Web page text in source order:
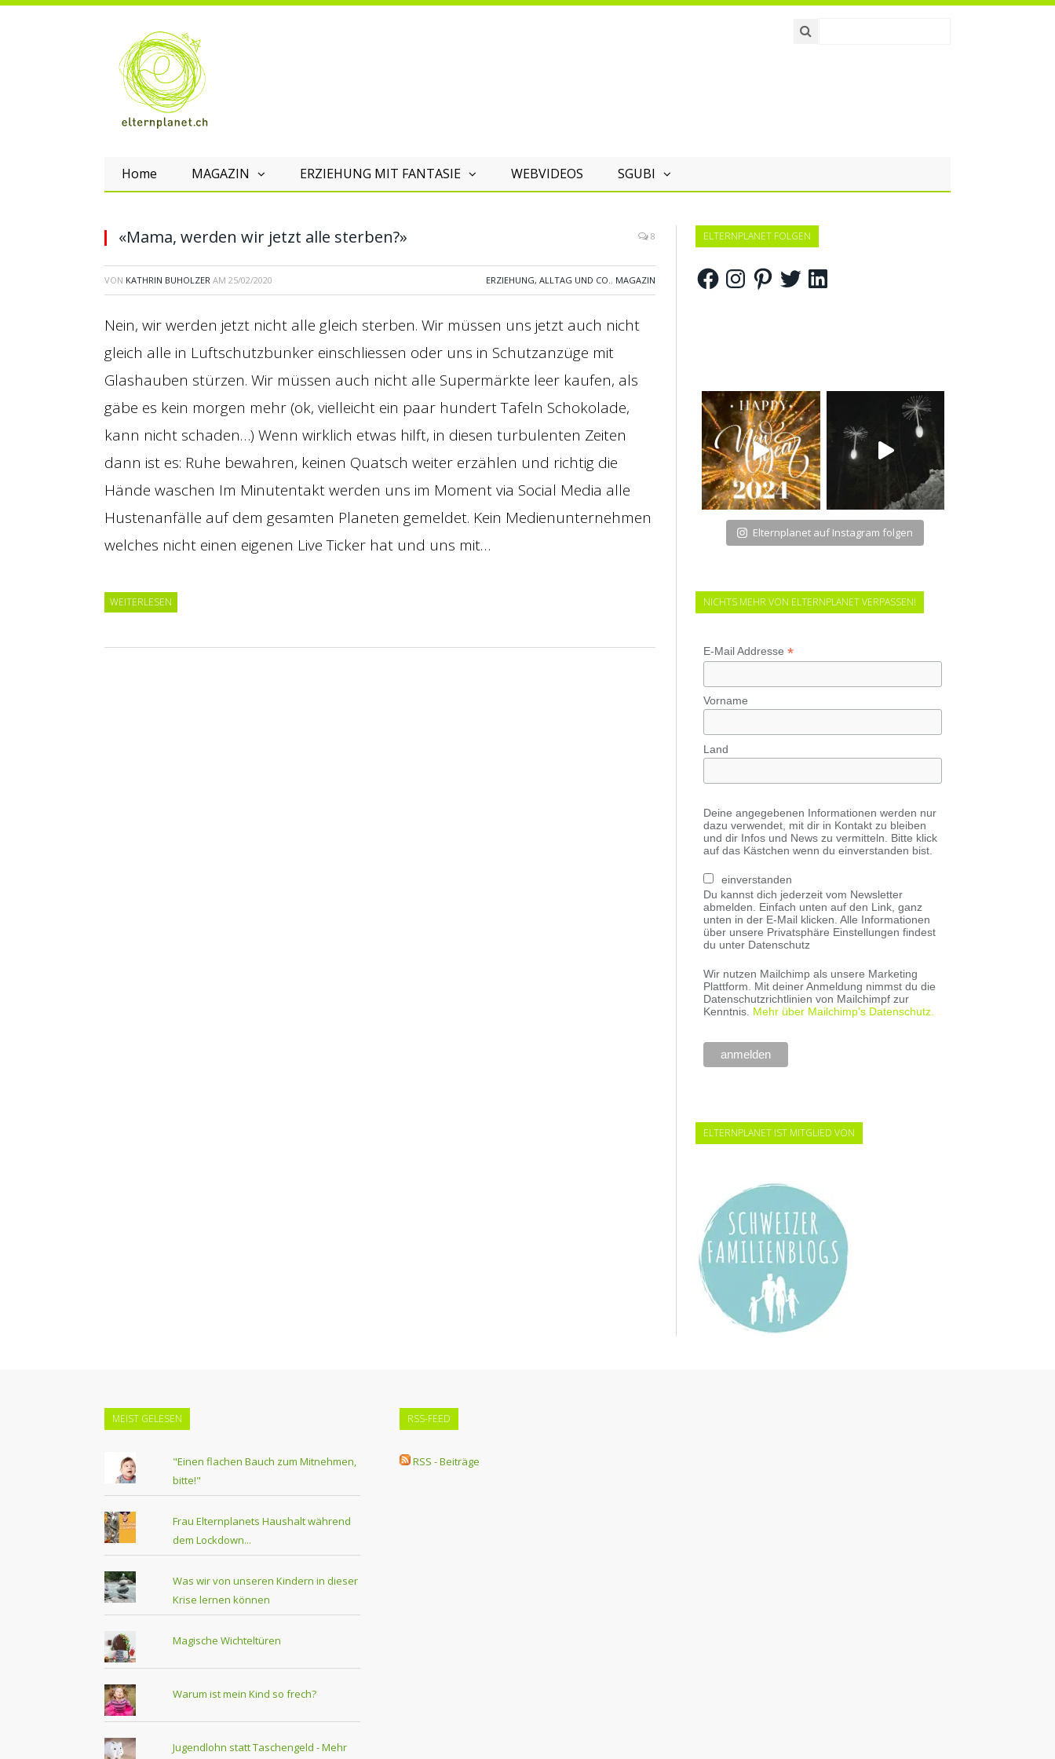
Home MAGAZIN ERZIEHUNG MIT FANTASIE WEBVIDEOS SGUBI
«Mama, werden wir jetzt alle sterben?» 8
VON KATHRIN BUHOLZER AM 25/02/2020 ERZIEHUNG, ALLTAG UND CO., MAGAZIN
Nein, wir werden jetzt nicht alle gleich sterben. Wir müssen uns jetzt auch nicht
gleich alle in Luftschutzbunker einschliessen oder uns in Schutzanzüge mit
Glashauben stürzen. Wir müssen auch nicht alle Supermärkte leer kaufen, als
gäbe es kein morgen mehr (ok, vielleicht ein paar hundert Tafeln Schokolade,
kann nicht schaden…) Wenn wirklich etwas hilft, in diesen turbulenten Zeiten
dann ist es: Ruhe bewahren, keinen Quatsch weiter erzählen und richtig die
Hände waschen Im Minutentakt werden uns im Moment via Social Media alle
Hustenanfälle auf dem gesamten Planeten gemeldet. Kein Medienunternehmen
welches nicht einen eigenen Live Ticker hat und uns mit…
WEITERLESEN
ELTERNPLANET FOLGEN
FacebookInstagramPinterestTwitterLinkedIn
Elternplanet auf Instagram folgen
NICHTS MEHR VON ELTERNPLANET VERPASSEN!
E-Mail Addresse *
Vorname
Land
Deine angegebenen Informationen werden nur
dazu verwendet, mit dir in Kontakt zu bleiben
und dir Infos und News zu vermitteln. Bitte klick
auf das Kästchen wenn du einverstanden bist.
einverstanden
Du kannst dich jederzeit vom Newsletter
abmelden. Einfach unten auf den Link, ganz
unten in der E-Mail klicken. Alle Informationen
über unsere Privatsphäre Einstellungen findest
du unter Datenschutz
Wir nutzen Mailchimp als unsere Marketing
Plattform. Mit deiner Anmeldung nimmst du die
Datenschutzrichtlinien von Mailchimpf zur
Kenntnis. Mehr über Mailchimp's Datenschutz.
ELTERNPLANET IST MITGLIED VON
MEIST GELESEN
"Einen flachen Bauch zum Mitnehmen,
bitte!"
Frau Elternplanets Haushalt während
dem Lockdown...
Was wir von unseren Kindern in dieser
Krise lernen können
Magische Wichteltüren
Warum ist mein Kind so frech?
Jugendlohn statt Taschengeld - Mehr
RSS-FEED
RSS - Beiträge